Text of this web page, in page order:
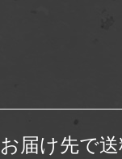
届け先で